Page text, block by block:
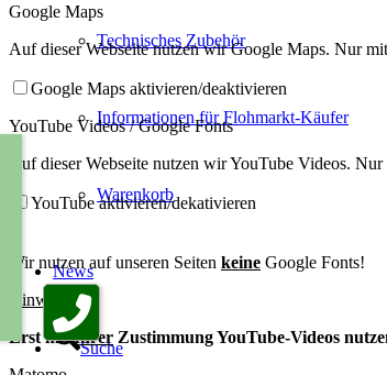
Technisches Zubehör
Informationen für Flohmarkt-Käufer
Warenkorb
News
Suche
Google Maps
Auf dieser Webseite nutzen wir Google Maps. Nur
Google Maps aktivieren/deaktivieren
YouTube Videos / Google Fonts
Auf dieser Webseite nutzen wir YouTube Videos.
YouTube aktivieren/dekativieren
Wir nutzen auf unseren Seiten keine Google Fonts!
Hinweis:
Erst mitIhrer Zustimmung YouTube-Videos